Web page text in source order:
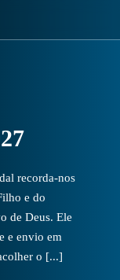
recorda-nos
e do
de Deus. Ele
e envio em
o [...]